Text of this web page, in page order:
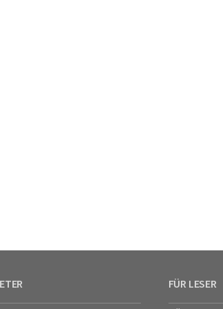
FÜR LESER